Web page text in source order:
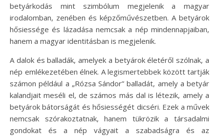
betyárkodás mint szimbólum megjelenik a magyar
irodalomban, zenében és képzőművészetben. A betyárok
hősiessége és lázadása nemcsak a nép mindennapjaiban,
hanem a magyar identitásban is megjelenik.
A dalok és balladák, amelyek a betyárok életéről szólnak, a
nép emlékezetében élnek. A legismertebbek között tartják
számon például a „Rózsa Sándor” balladát, amely a betyár
kalandjait meséli el, de számos más dal is létezik, amely a
betyárok bátorságát és hősiességét dicséri. Ezek a művek
nemcsak szórakoztatnak, hanem tükrözik a társadalmi
gondokat és a nép vágyait a szabadságra és az